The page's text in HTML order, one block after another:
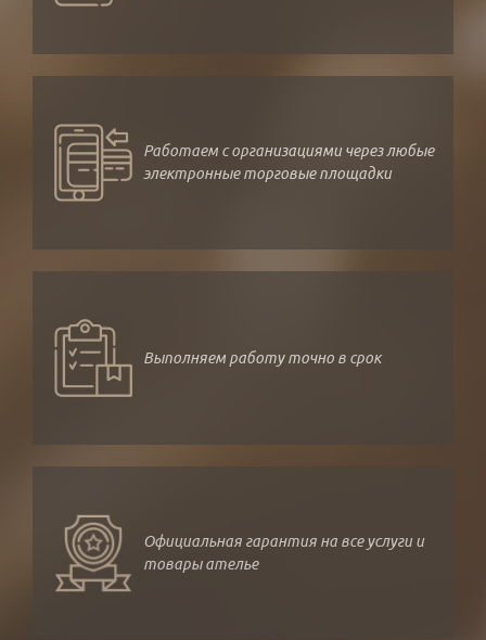
Работаем с организациями через любые
электронные торговые площадки
Выполняем работу точно в срок
Официальная гарантия на все услуги и
товары ателье